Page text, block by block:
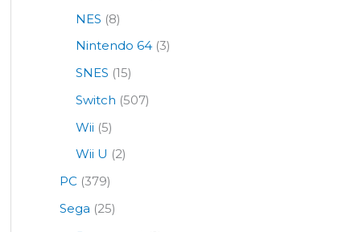
NES (8)
Nintendo 64 (3)
SNES (15)
Switch (507)
Wii (5)
Wii U (2)
PC (379)
Sega (25)